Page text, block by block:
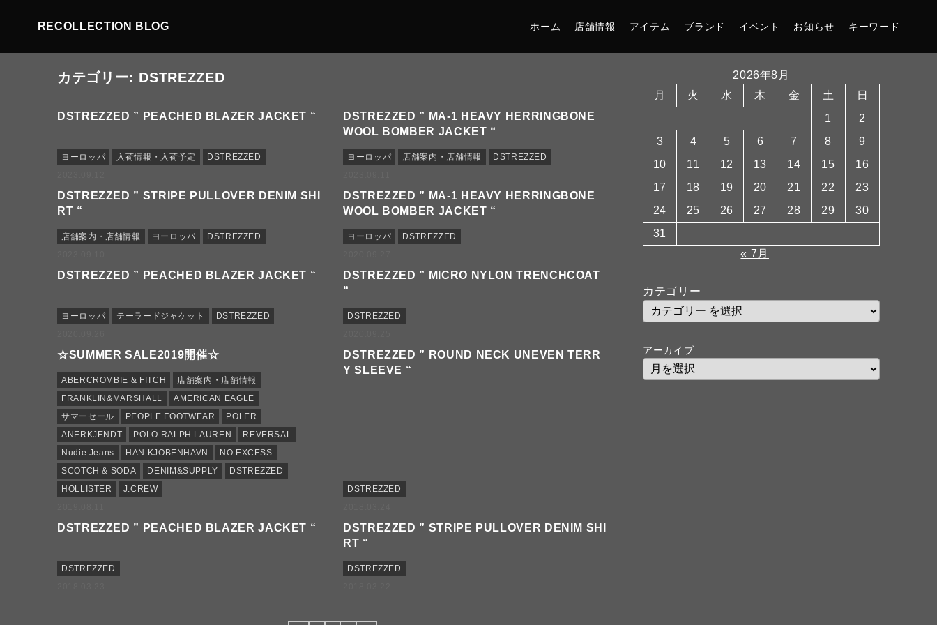
RECOLLECTION BLOG ホーム 店舗情報 アイテム ブランド イベント お知らせ キーワード
カテゴリー: DSTREZZED
DSTREZZED ” PEACHED BLAZER JACKET “
ヨーロッパ 入荷情報・入荷予定
DSTREZZED
DSTREZZED ” MA-1 HEAVY HERRINGBONE
WOOL BOMBER JACKET “
ヨーロッパ 店舗案内・店舗情報
DSTREZZED
DSTREZZED ” STRIPE PULLOVER DENIM SHI
RT “
店舗案内・店舗情報 ヨーロッパ
DSTREZZED
DSTREZZED ” MA-1 HEAVY HERRINGBONE
WOOL BOMBER JACKET “
ヨーロッパ
DSTREZZED
DSTREZZED ” PEACHED BLAZER JACKET “
ヨーロッパ テーラードジャケット
DSTREZZED
DSTREZZED ” MICRO NYLON TRENCHCOAT
“
DSTREZZED
☆SUMMER SALE2019開催☆
ABERCROMBIE & FITCH
店舗案内・店舗情報
FRANKLIN&MARSHALL
AMERICAN EAGLE
サマーセール
PEOPLE FOOTWEAR
POLER
ANERKJENDT
POLO RALPH LAUREN
REVERSAL
Nudie Jeans
HAN KJOBENHAVN
NO EXCESS
SCOTCH & SODA
DENIM&SUPPLY
DSTREZZED
HOLLISTER
J.CREW
DSTREZZED ” ROUND NECK UNEVEN TERR
Y SLEEVE “
DSTREZZED
DSTREZZED ” PEACHED BLAZER JACKET “
DSTREZZED
DSTREZZED ” STRIPE PULLOVER DENIM SHI
RT “
DSTREZZED
2026年8月
月
火 水 木 金 土
日
1
2
3
4 5 6 7 8
9
10
11 12 13 14 15
16
17
18 19 20 21 22
23
24
25 26 27 28 29
30
31
« 7月
カテゴリー
アーカイブ